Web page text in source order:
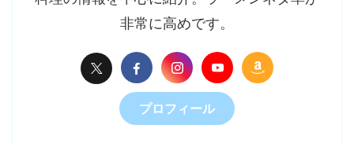
非常に高めです。
プロフィール